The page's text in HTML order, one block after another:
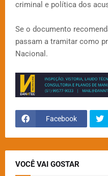
criminal e política dos
Se o documento
passam a tramitar como
Nacional.
Facebook
VOCÊ VAI GOSTAR